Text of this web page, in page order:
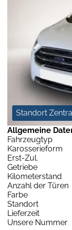
Standort
Allgemeine
Fahrzeugtyp
Karosserieform
Erst-Zul.
Getriebe
Kilometerstand
Anzahl der Türen
Farbe
Standort
Lieferzeit
Unsere Nummer